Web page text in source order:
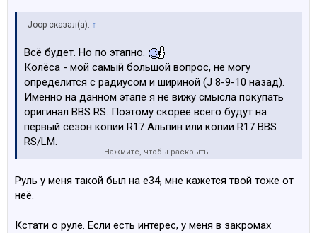
Joop сказал(а): ↑
Всё будет. Но по этапно.
Колёса - мой самый большой вопрос, не могу
определится с радиусом и шириной (J 8-9-10 назад).
Именно на данном этапе я не вижу смысла покупать
оригинал BBS RS. Поэтому скорее всего будут на
первый сезон копии R17 Альпин или копии R17 BBS
RS/LM.
Руль - или Nardi дерево или M1, M2. Это точно будет в
стоит - вообще никак (троллейбус).
Нажмите, чтобы раскрыть...
Руль у меня такой был на е34, мне кажется твой тоже от
неё.
Кстати о руле. Если есть интерес, у меня в закромах